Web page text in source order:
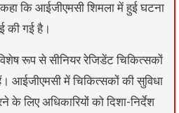
कि आईजीएमसी शिमला में हुई घटना
की गई है।
रूप से सीनियर रेजिडेंट चिकित्सकों
आईजीएमसी में चिकित्सकों की सुविधा
के लिए अधिकारियों को दिशा-निर्देश